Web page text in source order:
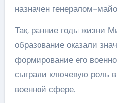
назначен генералом-
Так, ранние годы жизни
образование оказали
формирование его
сыграли ключевую роль
военной сфере.